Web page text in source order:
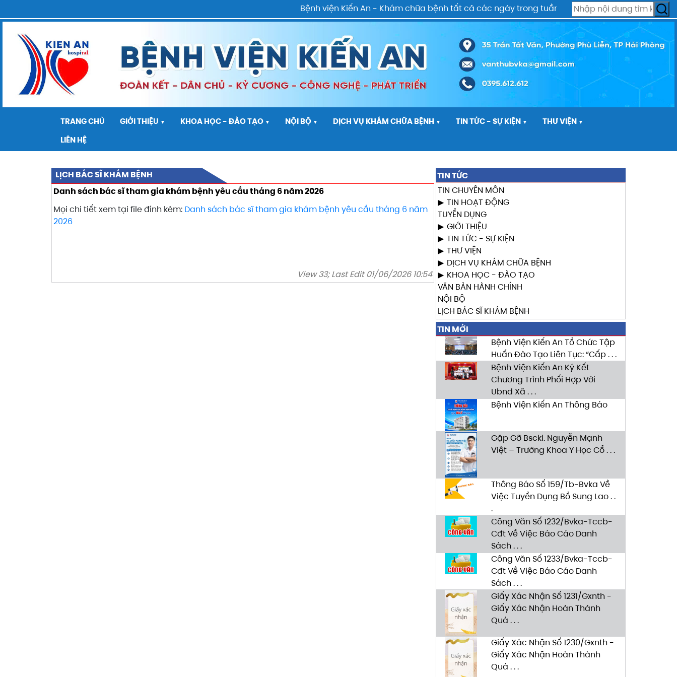
Bệnh viện Kiến An - Khám chữa bệnh tất cả các ngày trong tuần - Chúng tôi luôn luôn nỗ lực
TRANG CHỦ GIỚI THIỆU ▼ KHOA HỌC - ĐÀO TẠO ▼ NỘI BỘ ▼ DỊCH VỤ KHÁM CHỮA BỆNH ▼ TIN TỨC - SỰ KIỆN ▼ THƯ VIỆN ▼
LIÊN HỆ
LỊCH BÁC SĨ KHÁM BỆNH
Danh sách bác sĩ tham gia khám bệnh yêu cầu tháng 6 năm 2026
Mọi chi tiết xem tại file đính kèm: Danh sách bác sĩ tham gia khám bệnh yêu cầu tháng 6 năm
2026
View 33; Last Edit 01/06/2026 10:54
TIN TỨC
TIN CHUYÊN MÔN
TIN HOẠT ĐỘNG
TUYỂN DỤNG
GIỚI THIỆU
TIN TỨC - SỰ KIỆN
THƯ VIỆN
DỊCH VỤ KHÁM CHỮA BỆNH
KHOA HỌC - ĐÀO TẠO
VĂN BẢN HÀNH CHÍNH
NỘI BỘ
LỊCH BÁC SĨ KHÁM BỆNH
TIN MỚI
Bệnh Viện Kiến An Tổ Chức Tập
Huấn Đào Tạo Liên Tục: “Cấp . . .
Bệnh Viện Kiến An Ký Kết
Chương Trình Phối Hợp Với
Ubnd Xã . . .
Bệnh Viện Kiến An Thông Báo
Gặp Gỡ Bscki. Nguyễn Mạnh
Việt – Trưởng Khoa Y Học Cổ . . .
Thông Báo Số 159/Tb-Bvka Về
Việc Tuyển Dụng Bổ Sung Lao . .
.
Công Văn Số 1232/Bvka-Tccb-
Cđt Về Việc Báo Cáo Danh
Sách . . .
Công Văn Số 1233/Bvka-Tccb-
Cđt Về Việc Báo Cáo Danh
Sách . . .
Giấy Xác Nhận Số 1231/Gxnth -
Giấy Xác Nhận Hoàn Thành
Quá . . .
Giấy Xác Nhận Số 1230/Gxnth -
Giấy Xác Nhận Hoàn Thành
Quá . . .